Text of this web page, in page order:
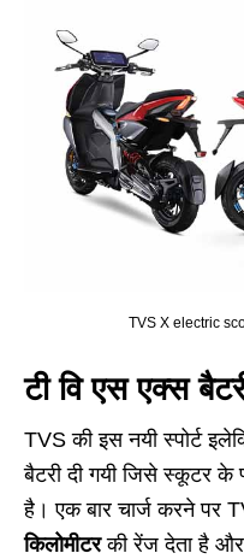
TVS X electric
टी वि एस एक्स
TVS की इस नयी स्पोर्ट
बैटरी दी गयी जिसे स्कूटर के
है। एक बार चार्ज करने पर
किलोमीटरकी रेंज देता है और